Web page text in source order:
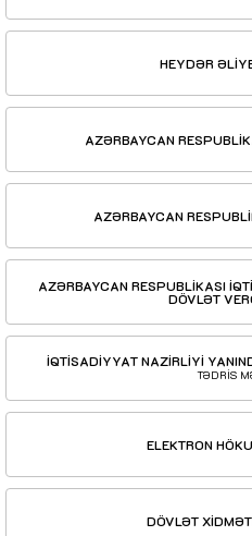
HEYDƏR
AZƏRBAYCAN
AZƏRBAYCAN
AZƏRBAYCAN RESPUBLİKASI
DÖVLƏT
İQTİSADİYYAT NAZİRLİYİ
TƏDRİS
ELEKTRON
DÖVLƏT